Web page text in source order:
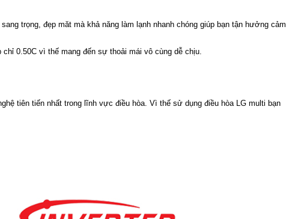
trọng, đẹp măt mà khả năng làm lạnh nhanh chóng giúp bạn tận hưởng cảm
0.50C vì thế mang đến sự thoải mái vô cùng dễ chịu.
tiên tiến nhất trong lĩnh vực điều hòa. Vì thế sử dụng điều hòa LG multi bạn